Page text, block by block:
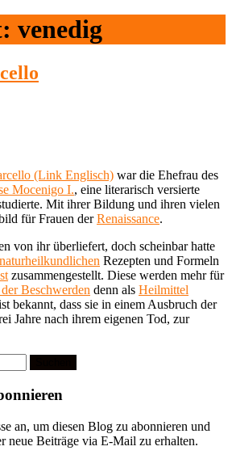
venedig
(Link Englisch) war die Ehefrau des
Mocenigo I., eine literarisch versierte
Mit ihrer Bildung und ihren vielen
für Frauen derRenaissance.
von ihr überliefert, doch scheinbar hatte
naturheilkundlichen Rezepten und Formeln
zusammengestellt. Diese werden mehr für
Beschwerden denn als Heilmittel
bekannt, dass sie in einem Ausbruch der
Jahre nach ihrem eigenen Tod, zur
an, um diesen Blog zu abonnieren und
neue Beiträge via E-Mail zu erhalten.